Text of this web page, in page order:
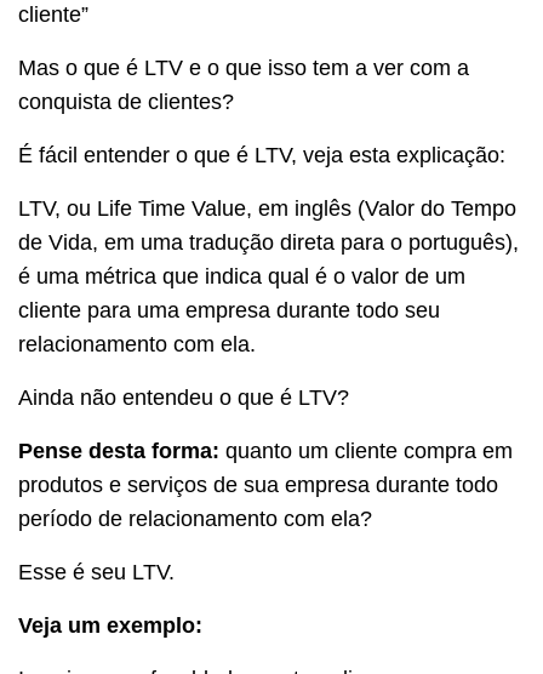
cliente”
Mas o que é LTV e o que isso tem a ver com a
conquista de clientes?
É fácil entender o que é LTV, veja esta explicação:
LTV, ou Life Time Value, em inglês (Valor do Tempo
de Vida, em uma tradução direta para o português),
é uma métrica que indica qual é o valor de um
cliente para uma empresa durante todo seu
relacionamento com ela.
Ainda não entendeu o que é LTV?
Pense desta forma: quanto um cliente compra em
produtos e serviços de sua empresa durante todo
período de relacionamento com ela?
Esse é seu LTV.
Veja um exemplo: